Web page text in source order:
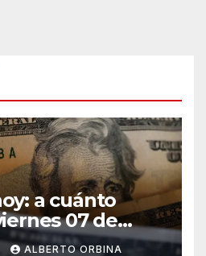
a cuánto
07 de
ALBERTO ORBINA